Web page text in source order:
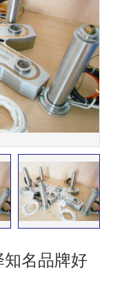
名品牌好